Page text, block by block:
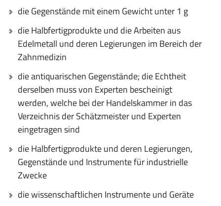
die Gegenstände mit einem Gewicht unter 1 g
die Halbfertigprodukte und die Arbeiten aus
Edelmetall und deren Legierungen im Bereich der
Zahnmedizin
die antiquarischen Gegenstände; die Echtheit
derselben muss von Experten bescheinigt
werden, welche bei der Handelskammer in das
Verzeichnis der Schätzmeister und Experten
eingetragen sind
die Halbfertigprodukte und deren Legierungen,
Gegenstände und Instrumente für industrielle
Zwecke
die wissenschaftlichen Instrumente und Geräte